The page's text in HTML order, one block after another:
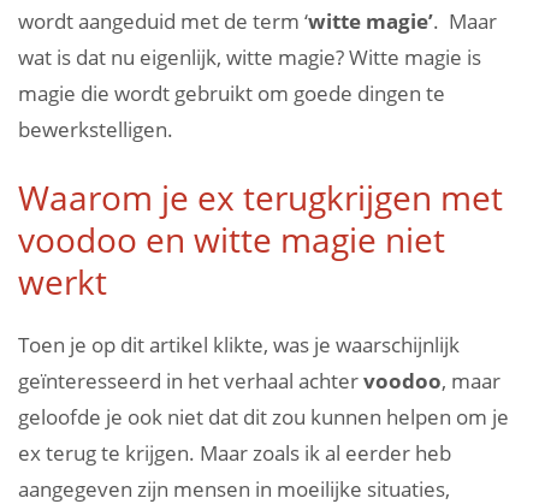
wordt aangeduid met de term ‘witte magie’. Maar
wat is dat nu eigenlijk, witte magie? Witte magie is
magie die wordt gebruikt om goede dingen te
bewerkstelligen.
Waarom je ex terugkrijgen met
voodoo en witte magie niet
werkt
Toen je op dit artikel klikte, was je waarschijnlijk
geïnteresseerd in het verhaal achtervoodoo, maar
geloofde je ook niet dat dit zou kunnen helpen om je
ex terug te krijgen. Maar zoals ik al eerder heb
aangegeven zijn mensen in moeilijke situaties,